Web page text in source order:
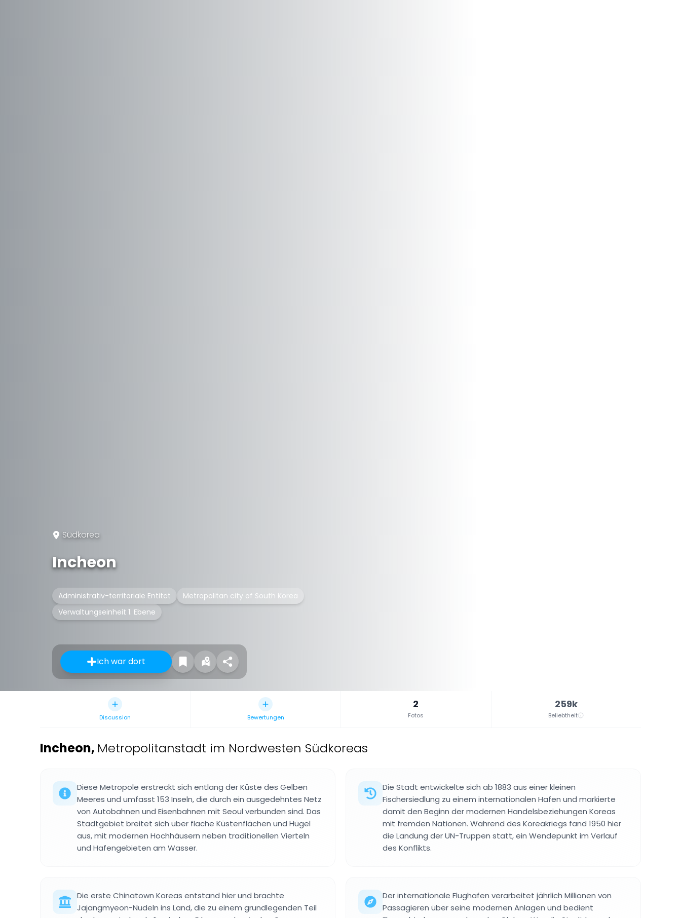
Südkorea
Incheon
Administrativ-territoriale Entität
Metropolitan city of South Korea
Verwaltungseinheit 1. Ebene
Ich war dort
Discussion Bewertungen
2
Fotos
259k
Beliebtheit
Incheon, Metropolitanstadt im Nordwesten Südkoreas
Diese Metropole erstreckt sich entlang der Küste des Gelben
Meeres und umfasst 153 Inseln, die durch ein ausgedehntes Netz
von Autobahnen und Eisenbahnen mit Seoul verbunden sind. Das
Stadtgebiet breitet sich über flache Küstenflächen und Hügel
aus, mit modernen Hochhäusern neben traditionellen Vierteln
und Hafengebieten am Wasser.
Die Stadt entwickelte sich ab 1883 aus einer kleinen
Fischersiedlung zu einem internationalen Hafen und markierte
damit den Beginn der modernen Handelsbeziehungen Koreas
mit fremden Nationen. Während des Koreakriegs fand 1950 hier
die Landung der UN-Truppen statt, ein Wendepunkt im Verlauf
des Konflikts.
Die erste Chinatown Koreas entstand hier und brachte
Jajangmyeon-Nudeln ins Land, die zu einem grundlegenden Teil
Der internationale Flughafen verarbeitet jährlich Millionen von
Passagieren über seine modernen Anlagen und bedient